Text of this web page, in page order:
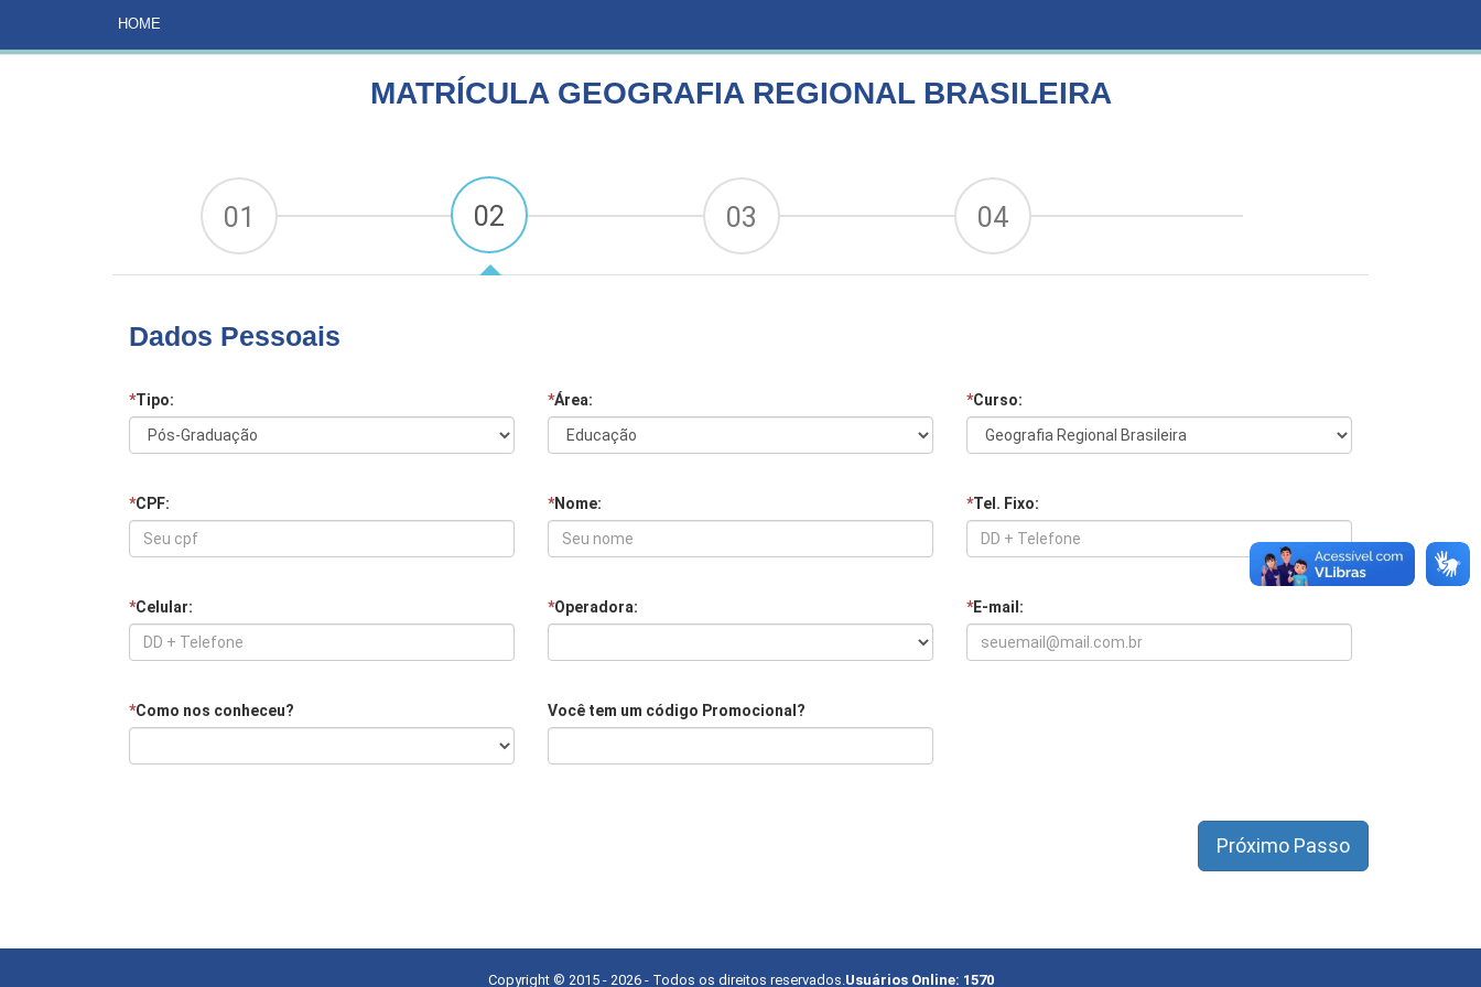
HOME
HOME
MATRÍCULA GEOGRAFIA REGIONAL BRASILEIRA
01 02 03 04
Dados Pessoais
*Tipo: *Área: *Curso:
*CPF: *Nome: *Tel. Fixo:
*Celular: *Operadora: *E-mail:
*Como nos conheceu? Você tem um código Promocional?
Copyright © 2015 - 2026- Todos os direitos reservados.Usuários Online: 1570